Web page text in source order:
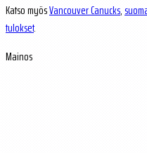
Katso myösVancouver Canucks,
tulokset.
Mainos